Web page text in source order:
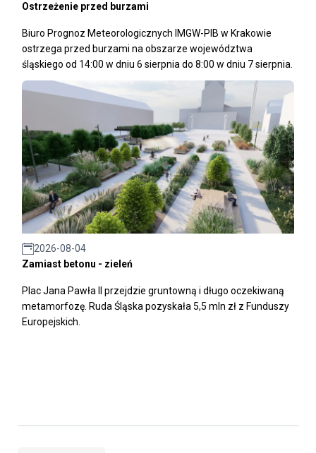
Ostrzeżenie przed burzami
Biuro Prognoz Meteorologicznych IMGW-PIB w Krakowie
ostrzega przed burzami na obszarze województwa
śląskiego od 14:00 w dniu 6 sierpnia do 8:00 w dniu 7 sierpnia.
2026-08-04
Zamiast betonu - zieleń
Plac Jana Pawła II przejdzie gruntowną i długo oczekiwaną
metamorfozę. Ruda Śląska pozyskała 5,5 mln zł z Funduszy
Europejskich.